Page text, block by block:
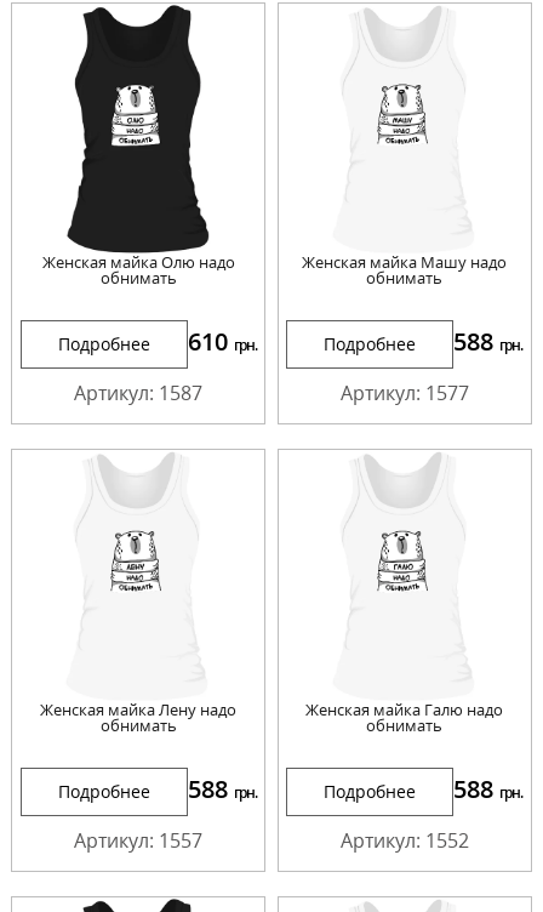
Женская майка Олю надо
обнимать
Подробнее 610 грн.
Артикул: 1587
Женская майка Машу надо
обнимать
Подробнее 588 грн.
Артикул: 1577
Женская майка Лену надо
обнимать
Подробнее 588 грн.
Артикул: 1557
Женская майка Галю надо
обнимать
Подробнее 588 грн.
Артикул: 1552